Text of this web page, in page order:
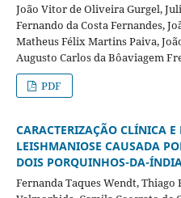
João Vitor de Oliveira Gurgel,
Fernando da Costa Fernandes,
Matheus Félix Martins Paiva,
Augusto Carlos da Bôaviagem
PDF
CARACTERIZAÇÃO CLÍNICA E
LEISHMANIOSE CAUSADA
DOIS PORQUINHOS-DA-
Fernanda Taques Wendt, Thiago